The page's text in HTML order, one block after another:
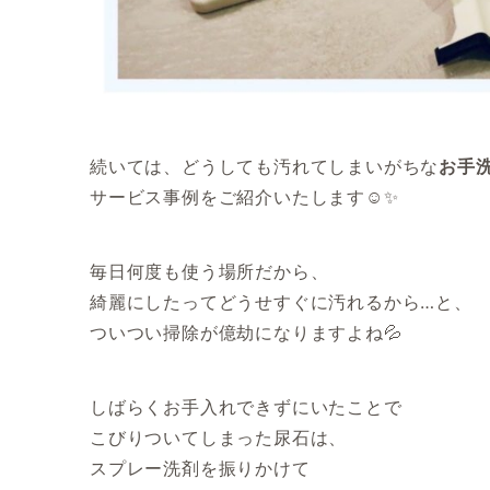
続いては、どうしても汚れてしまいがちなお手
サービス事例をご紹介いたします☺️✨
毎日何度も使う場所だから、
綺麗にしたってどうせすぐに汚れるから…と、
ついつい掃除が億劫になりますよね💦
しばらくお手入れできずにいたことで
こびりついてしまった尿石は、
スプレー洗剤を振りかけて